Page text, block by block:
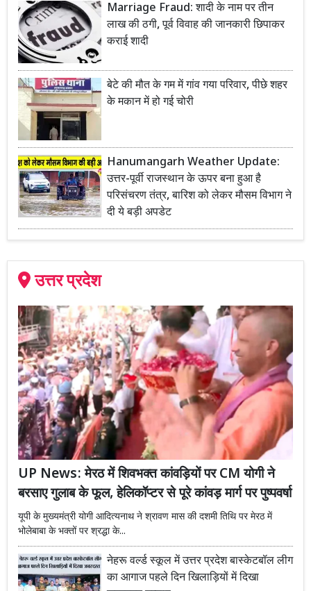
Marriage Fraud: शादी के नाम पर तीन
लाख की ठगी, पूर्व विवाह की जानकारी छिपाकर
कराई शादी
बेटे की मौत के गम में गांव गया परिवार, पीछे शहर
के मकान में हो गई चोरी
Hanumangarh Weather Update:
उत्तर-पूर्वी राजस्थान के ऊपर बना हुआ है
परिसंचरण तंत्र, बारिश को लेकर मौसम विभाग ने
दी ये बड़ी अपडेट
उत्तर प्रदेश
UP News: मेरठ में शिवभक्त कांवड़ियों पर CM योगी ने
बरसाए गुलाब के फूल, हेलिकॉप्टर से पूरे कांवड़ मार्ग पर पुष्पवर्षा
यूपी के मुख्यमंत्री योगी आदित्यनाथ ने श्रावण मास की दशमी तिथि पर मेरठ में
भोलेबाबा के भक्तों पर श्रद्धा के...
नेहरू वर्ल्ड स्कूल में उत्तर प्रदेश बास्केटबॉल लीग
का आगाज पहले दिन खिलाड़ियों में दिखा